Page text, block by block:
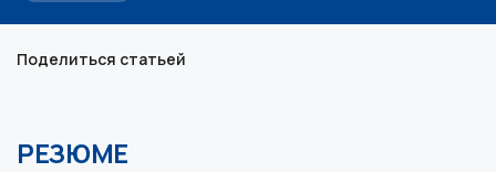
Поделиться статьей
РЕЗЮМЕ